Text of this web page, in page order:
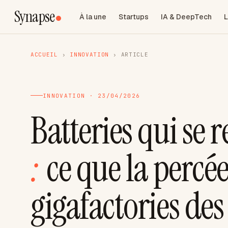
Synapse À la une Startups IA & DeepTech
ACCUEIL › INNOVATION › ARTICLE
INNOVATION · 23/04/2026
Batteries qui se
:ce que la
gigafactories